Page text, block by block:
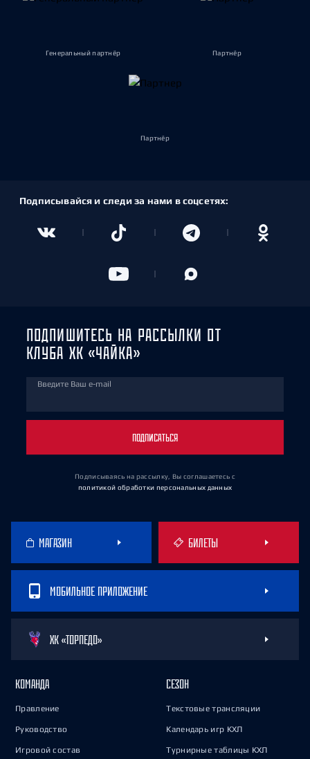
Генеральный партнёр Партнёр
Партнёр
Подписывайся и следи за нами в соцсетях:
ПОДПИШИТЕСЬ НА РАССЫЛКИ ОТ
КЛУБА ХК «ЧАЙКА»
Введите Ваш e-mail
ПОДПИСАТЬСЯ
Подписываясь на рассылку, Вы соглашаетесь с
политикой обработки персональных данных
МАГАЗИН БИЛЕТЫ
МОБИЛЬНОЕ ПРИЛОЖЕНИЕ
ХК «ТОРПЕДО»
КОМАНДА
Правление
Руководство
Игровой состав
СЕЗОН
Текстовые трансляции
Календарь игр КХЛ
Турнирные таблицы КХЛ